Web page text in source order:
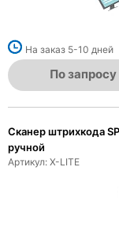
На заказ 5-10 дней
По запросу
Сканер штрихкода
ручной
Артикул: X-LITE